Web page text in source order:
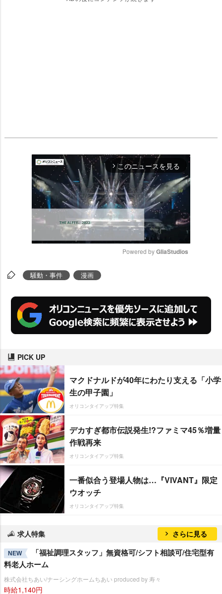
arrow_forward_ios このニュースを見る
Powered by GliaStudios
騒動・事件 漫画
PICK UP
マクドナルドが40年にわたり支える「小学
生の甲子園」
オリコンタイアップ特集
デカすぎ都市伝説発生!?ファミマ45％増量
作戦再来
オリコンタイアップ特集
一番似合う登場人物は…『VIVANT』限定
ウオッチ
オリコンタイアップ特集
求人特集 さらに見る
NEW
「福祉調理スタッフ」無資格可/シフト相談可/住宅型有
料老人ホーム
株式会社ちあい/ナーシングホームちあい produced by 寿々
時給1,140円